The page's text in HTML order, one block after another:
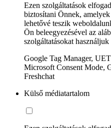
Ezen szolgáltatások
biztosítani Önnek,
lehetővé teszik
Ön beleegyezésével az
szolgáltatásokat
Google Tag Manager,
Microsoft Consent Mode,
Freshchat
Külső médiatartalom